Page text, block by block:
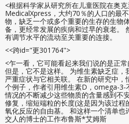
<根据科学家从研究所在儿童医院在奥
MedicalXpress，大约70％的人口的最
物，缺乏一个或多个重要的生存的生物
备，更经常发展的疾病和过早的衰老。
有调节水平的流动至关重要的连接。
<<跨id="更301764">
<乍一看，它可能看起来我们说的是正
但是，它不是这样。 为维生素缺乏症，
严重症状与它相关联。 在新的研究中
个例子，作者引用维生素D，omega-3-
情况的不断减少这些物质的含量感到不
修复，缩短端粒的长度(这是因为该过
氧化反应的自由基。 和这样一个清单也
交人的博士的工作布鲁斯*艾姆斯